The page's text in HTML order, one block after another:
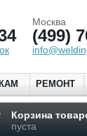
Москва
(499)
РЕМОНТ
Корзина
пуста